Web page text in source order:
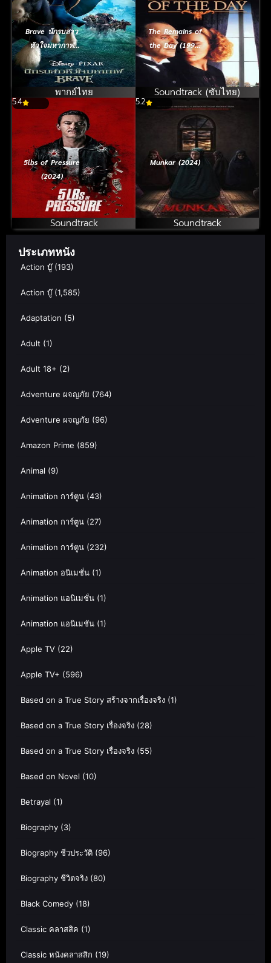
Brave นักรบสาว
หัวใจมหากาฬ
(2012)
พากย์ไทย
The Remains of
the Day (1993)
ครั้งหนึ่งที่เรารำลึก
Soundtrack (ซับไทย)
5.4
5lbs of Pressure
(2024)
Soundtrack
5.2
Munkar (2024)
Soundtrack
ประเภทหนัง
Action บู๊(193)
Action บู๊(1,585)
Adaptation (5)
Adult (1)
Adult 18+ (2)
Adventure ผจญภัย (764)
Adventure ผจญภัย (96)
Amazon Prime (859)
Animal (9)
Animation การ์ตูน (43)
Animation การ์ตูน (27)
Animation การ์ตูน (232)
Animation อนิเมชั่น (1)
Animation แอนิเมชั่น (1)
Animation แอนิเมชัน (1)
Apple TV (22)
Apple TV+ (596)
Based on a True Story สร้างจากเรื่องจริง (1)
Based on a True Story เรื่องจริง (28)
Based on a True Story เรื่องจริง (55)
Based on Novel (10)
Betrayal (1)
Biography (3)
Biography ชีวประวัติ (96)
Biography ชีวิตจริง (80)
Black Comedy (18)
Classic คลาสสิค (1)
Classic หนังคลาสสิก (19)